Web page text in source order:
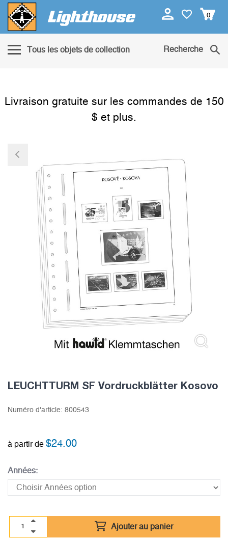
0
Tous les objets de collection Recherche
Livraison gratuite sur les commandes de 150
$ et plus.
LEUCHTTURM SF Vordruckblätter Kosovo
Numéro d'article: 800543
à partir de $24.00
Années:
Ajouter au panier